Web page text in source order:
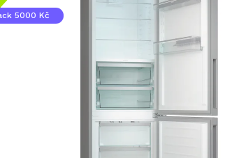
5000 Kč